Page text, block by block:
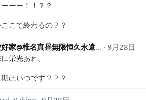
ーー！！？？
こで終わるの？？
あまひる愛好家@椎名真昼無限恒久永遠推し
9月28日
栄光あれ。
はいつです？？？